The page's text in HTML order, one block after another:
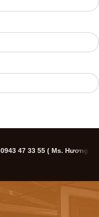
0943 47 33 55 ( Ms. Hương